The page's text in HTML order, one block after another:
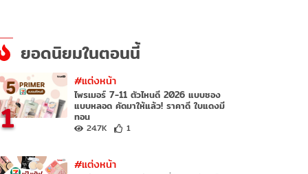
ยอดนิยมในตอนนี้
1
#แต่งหน้า
ไพรเมอร์ 7-11 ตัวไหนดี 2026 แบบซอง
แบบหลอด คัดมาให้แล้ว! ราคาดี ใบแดงมี
ทอน
24.7K 1
#แต่งหน้า